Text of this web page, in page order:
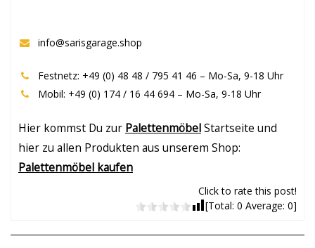
info@sarisgarage.shop
Festnetz: +49 (0) 48 48 / 795 41 46 – Mo-Sa, 9-18 Uhr
Mobil: +49 (0) 174 / 16 44 694 – Mo-Sa, 9-18 Uhr
Hier kommst Du zur PalettenmöbelStartseite und
hier zu allen Produkten aus unserem Shop:
Palettenmöbel kaufen
Click to rate this post!
[Total: 0 Average: 0]